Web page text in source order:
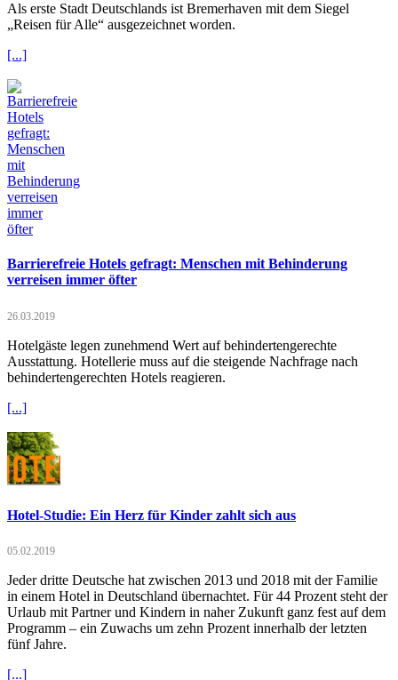
Als erste Stadt Deutschlands ist Bremerhaven mit dem Siegel
„Reisen für Alle“ ausgezeichnet worden.
[...]
Barrierefreie Hotels gefragt: Menschen mit Behinderung
verreisen immer öfter
26.03.2019
Hotelgäste legen zunehmend Wert auf behindertengerechte
Ausstattung. Hotellerie muss auf die steigende Nachfrage nach
behindertengerechten Hotels reagieren.
[...]
Hotel-Studie: Ein Herz für Kinder zahlt sich aus
05.02.2019
Jeder dritte Deutsche hat zwischen 2013 und 2018 mit der Familie
in einem Hotel in Deutschland übernachtet. Für 44 Prozent steht der
Urlaub mit Partner und Kindern in naher Zukunft ganz fest auf dem
Programm – ein Zuwachs um zehn Prozent innerhalb der letzten
fünf Jahre.
[...]